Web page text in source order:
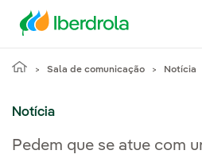
Sala de comunicação Notícia
Notícia
Pedem que se atue com